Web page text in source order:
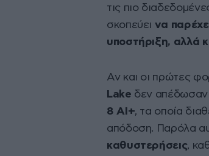
τις πιο
σκοπεύει να
υποστήριξη, αλλά
Αν και οι πρώτες
Lake δεν απέδωσαν
8 AI+, τα οποία
απόδοση. Παρόλα
καθυστερήσεις,